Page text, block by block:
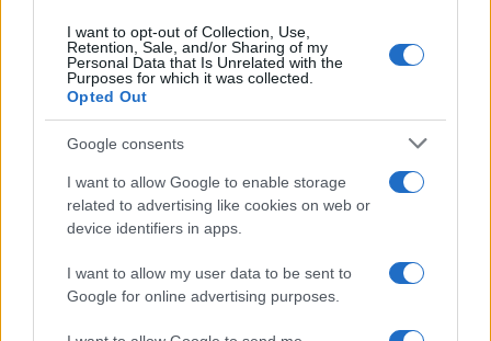
I want to opt-out of Collection, Use,
Retention, Sale, and/or Sharing of my
Personal Data that Is Unrelated with the
Purposes for which it was collected.
Opted Out
Google consents
I want to allow Google to enable storage
related to advertising like cookies on web or
device identifiers in apps.
I want to allow my user data to be sent to
Google for online advertising purposes.